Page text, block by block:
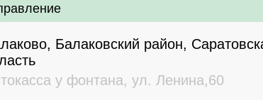
Балаковский район,
у фонтана, ул. Ленина,60